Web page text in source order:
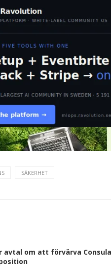
SÄKERHET
avtal om att förvärva